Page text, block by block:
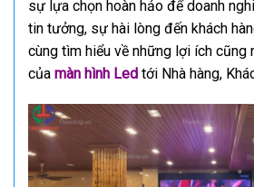
sự lựa chọn hoàn hảo để doanh
tin tưởng, sự hài lòng đến khách
cùng tìm hiểu về những lợi ích cũng
của màn hình Led tới Nhà hàng,